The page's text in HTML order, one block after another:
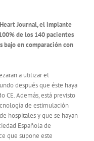
Journal, el implante
de los 140 pacientes
bajo en comparación con
a utilizar el
después que éste haya
CE. Además, está previsto
de estimulación
hospitales y que se hayan
Española de
que supone este